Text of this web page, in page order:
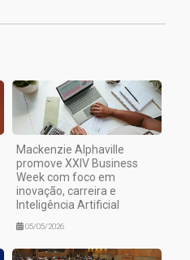
Mackenzie Alphaville
promove XXIV Business
Week com foco em
inovação, carreira e
Inteligência Artificial
05/05/2026